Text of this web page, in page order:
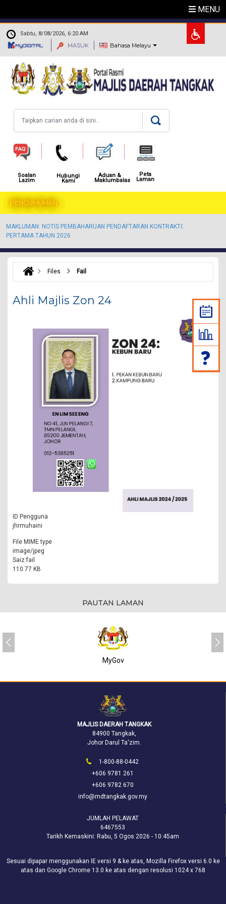
MENU
. Sabtu, 8/08/2026, 6:20 AM
MASUK Bahasa Melayu
Soalan
Lazim
Hubungi
Kami
Aduan &
Maklumbalas
Peta
Laman
PENGUMUMAN
MAKLUMAN: NOTIS PEMBAHARUAN PENDAFTARAN KONTRAKTOR KALI
PERTAMA TAHUN 2026
Files Fail
Ahli Majlis Zon 24
ID Pengguna
jhrmuhaini
File MIME type
image/jpeg
Saiz fail
110.77 KB
PAUTAN LAMAN
MyGov
MAJLIS DAERAH TANGKAK
84900 Tangkak,
Johor Darul Ta'zim.
1-800-88-0442
+606 9781 261
+606 9782 670
info@mdtangkak.gov.my
JUMLAH PELAWAT
6467553
Tarikh Kemaskini: Rabu, 5 Ogos 2026 - 10:45am
Sesuai dipapar menggunakan IE versi 9 & ke atas, Mozilla Firefox versi 6.0 ke
atas dan Google Chrome 13.0 ke atas dengan resolusi 1024 x 768